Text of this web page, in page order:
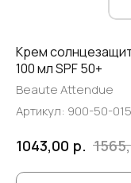
Крем
100 мл SPF 50+
Beaute Attendue
Артикул: 900-50-015
1043,00 р.